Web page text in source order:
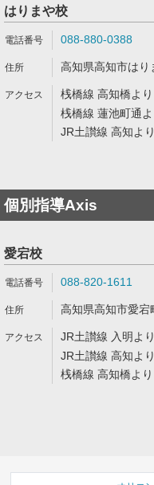
はりまや校
088-880-0388
高知県高知市はり
桟橋線 高知橋よ
桟橋線 蓮池町通
JR土讃線 高知よ
個別指導Axis
愛宕校
088-820-1611
高知県高知市愛
JR土讃線 入明よ
JR土讃線 高知よ
桟橋線 高知橋よ